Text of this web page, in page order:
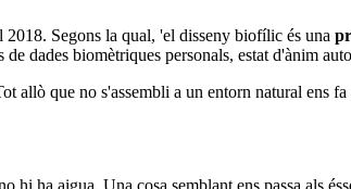
2018. Segons la qual, 'el disseny biofílic és una
dades biomètriques personals, estat d'ànim
allò que no s'assembli a un entorn natural ens
hi ha aigua. Una cosa semblant ens passa als